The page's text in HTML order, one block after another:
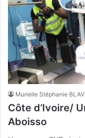
Murielle Stéphanie
Côte d’Ivoire/
Aboisso